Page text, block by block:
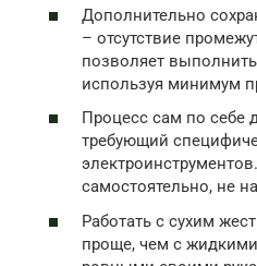
Дополнительно
– отсутствие
позволяет
используя минимум
Процесс сам по себе
требующий
самостоятельно, не
Работать с сухим
проще, чем с